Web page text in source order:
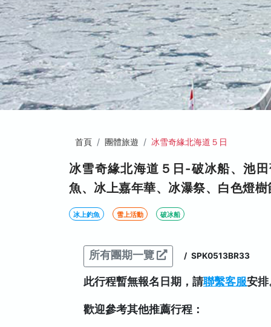
首頁 團體旅遊 冰雪奇緣北海道５日
冰雪奇緣北海道５日-破冰船、池
魚、冰上嘉年華、冰瀑祭、白色燈樹
冰上釣魚 雪上活動 破冰船
所有團期一覽 / SPK0513BR33
此行程暫無報名日期，請聯繫客服安
歡迎參考其他推薦行程：